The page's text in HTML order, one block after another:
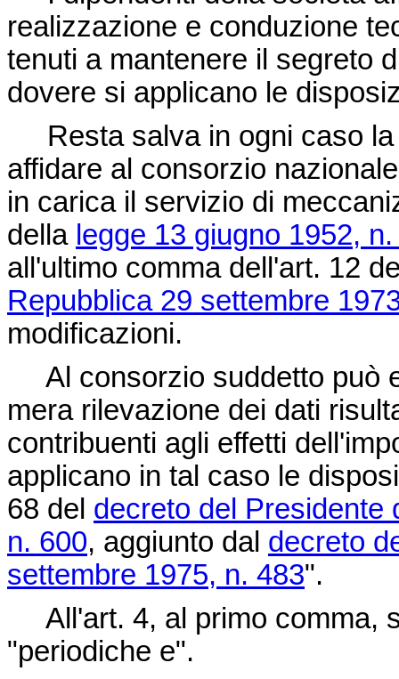
realizzazione e conduzione
tenuti a mantenere il segreto
dovere si applicano le
Resta salva in ogni caso la
affidare al consorzio
in carica il servizio di
della legge 13 giugno 1952,
all'ultimo comma dell'art. 12
Repubblica 29 settembre
modificazioni.
Al consorzio suddetto può
mera rilevazione dei dati
contribuenti agli effetti
applicano in tal caso le
68 del decreto del Presidente
n. 600, aggiunto dal decreto
settembre 1975, n. 483".
All'art. 4, al primo comma,
"periodiche e".